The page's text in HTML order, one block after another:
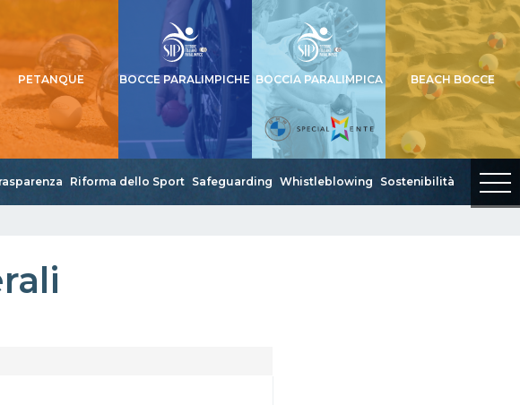
PETANQUE BOCCE PARALIMPICHE BOCCIA PARALIMPICA BEACH BOCCE
Riforma dello Sport Safeguarding Whistleblowing Sostenibilità